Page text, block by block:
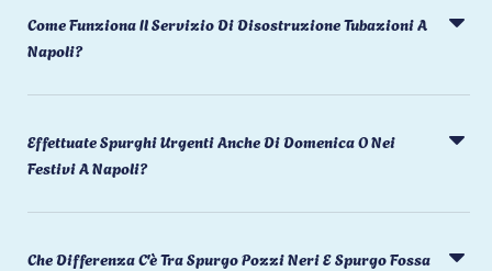
Come Funziona Il Servizio Di Disostruzione Tubazioni A
Napoli?
Effettuate Spurghi Urgenti Anche Di Domenica O Nei
Festivi A Napoli?
Che Differenza C'è Tra Spurgo Pozzi Neri E Spurgo Fossa